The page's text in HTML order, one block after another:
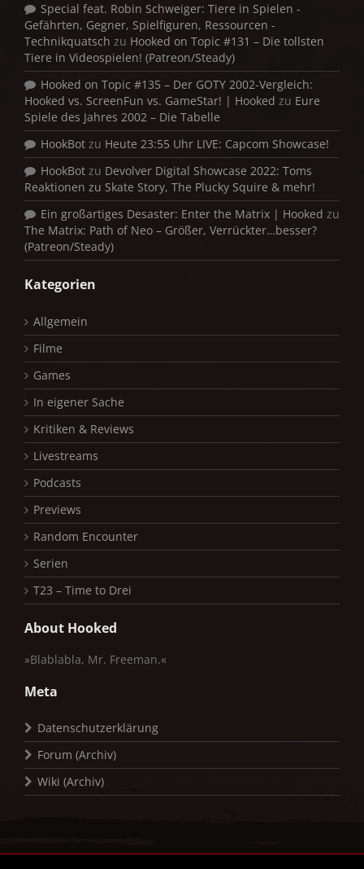
Special feat. Robin Schweiger: Tiere in Spielen -
Gefährten, Gegner, Spielfiguren, Ressourcen -
Technikquatsch zu Hooked on Topic #131 – Die tollsten
Tiere in Videospielen! (Patreon/Steady)
Hooked on Topic #135 – Der GOTY 2002-Vergleich:
Hooked vs. ScreenFun vs. GameStar! | Hooked zu Eure
Spiele des Jahres 2002 – Die Tabelle
HookBot zu Heute 23:55 Uhr LIVE: Capcom Showcase!
HookBot zu Devolver Digital Showcase 2022: Toms
Reaktionen zu Skate Story, The Plucky Squire & mehr!
Ein großartiges Desaster: Enter the Matrix | Hooked zu
The Matrix: Path of Neo – Größer, Verrückter…besser?
(Patreon/Steady)
Kategorien
Allgemein
Filme
Games
In eigener Sache
Kritiken & Reviews
Livestreams
Podcasts
Previews
Random Encounter
Serien
T23 – Time to Drei
About Hooked
»Blablabla, Mr. Freeman.«
Meta
Datenschutzerklärung
Forum (Archiv)
Wiki (Archiv)